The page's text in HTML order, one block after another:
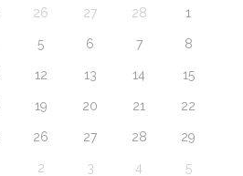
26 27 28 1
5 6 7 8
12 13 14 15
19 20 21 22
26 27 28 29
2 3 4 5